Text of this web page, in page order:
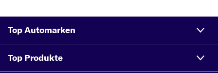
Top Automarken
Top Produkte